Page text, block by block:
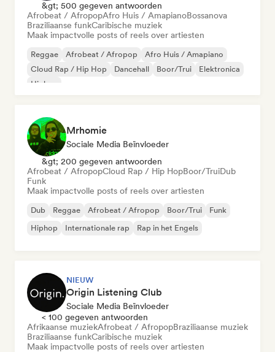
&gt; 500 gegeven antwoorden
Afrobeat / AfropopAfro Huis / AmapianoBossanova
Braziliaanse funkCaribische muziek
Maak impactvolle posts of reels over artiesten
Reggae Afrobeat / Afropop
Afro Huis / Amapiano
Cloud Rap / Hip Hop
Dancehall Boor/Trui
Elektronica
Hiphop
Mrhomie
Sociale Media Beïnvloeder
&gt; 200 gegeven antwoorden
Afrobeat / AfropopCloud Rap / Hip HopBoor/TruiDub
Funk
Maak impactvolle posts of reels over artiesten
Dub Reggae Afrobeat / Afropop Boor/Trui
Funk
Hiphop
Internationale rap Rap in het Engels
NIEUW
Origin Listening Club
Sociale Media Beïnvloeder
< 100 gegeven antwoorden
Afrikaanse muziekAfrobeat / AfropopBraziliaanse muziek
Braziliaanse funkCaribische muziek
Maak impactvolle posts of reels over artiesten